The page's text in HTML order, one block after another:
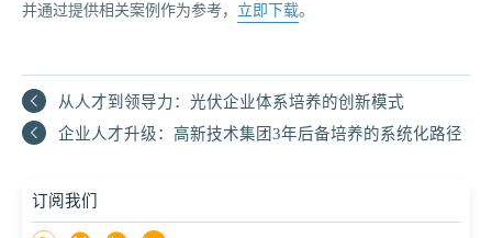
并通过提供相关案例作为参考， 立即下载。
从人才到领导力：光伏企业体系培养的创新模式
企业人才升级：高新技术集团3年后备培养的系统化路径
订阅我们